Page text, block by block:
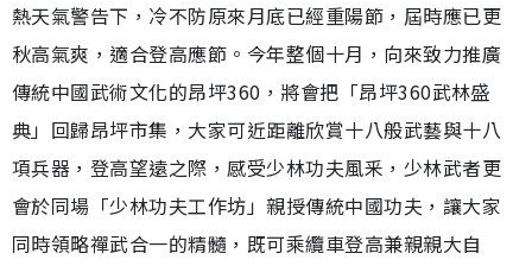
熱天氣警告下，冷不防原來月底已經重陽節，屆時應已更
秋高氣爽，適合登高應節。今年整個十月，向來致力推廣
傳統中國武術文化的昂坪360，將會把「昂坪360武林盛
典」回歸昂坪市集，大家可近距離欣賞十八般武藝與十八
項兵器，登高望遠之際，感受少林功夫風釆，少林武者更
會於同場「少林功夫工作坊」親授傳統中國功夫，讓大家
同時領略禪武合一的精髓，既可乘纜車登高兼親親大自